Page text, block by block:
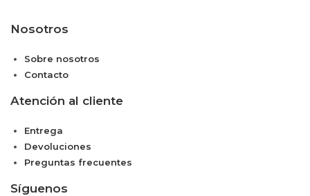
Nosotros
Sobre nosotros
Contacto
Atención al cliente
Entrega
Devoluciones
Preguntas frecuentes
Síguenos